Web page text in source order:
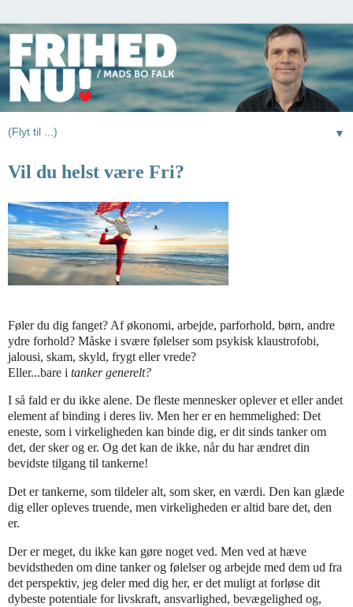
▼
Vil du helst være Fri?
Føler du dig fanget? Af økonomi, arbejde, parforhold, børn, andre
ydre forhold? Måske i svære følelser som psykisk klaustrofobi,
jalousi, skam, skyld, frygt eller vrede?
Eller...bare i tanker generelt?
I så fald er du ikke alene. De fleste mennesker oplever et eller andet
element af binding i deres liv. Men her er en hemmelighed: Det
eneste, som i virkeligheden kan binde dig, er dit sinds tanker om
det, der sker og er. Og det kan de ikke, når du har ændret din
bevidste tilgang til tankerne!
Det er tankerne, som tildeler alt, som sker, en værdi. Den kan glæde
dig eller opleves truende, men virkeligheden er altid bare det, den
er.
Der er meget, du ikke kan gøre noget ved. Men ved at hæve
bevidstheden om dine tanker og følelser og arbejde med dem ud fra
det perspektiv, jeg deler med dig her, er det muligt at forløse dit
dybeste potentiale for livskraft, ansvarlighed, bevægelighed og,